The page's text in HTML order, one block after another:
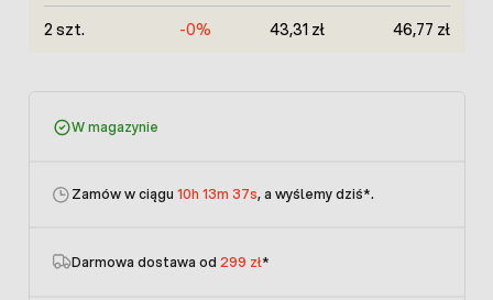
2 szt. -0% 43,31 zł 46,77 zł
W magazynie
Zamów w ciągu 10h 13m 37s, a wyślemy dziś*.
Darmowa dostawa od 299 zł*